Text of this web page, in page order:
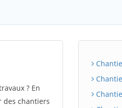
? En
chantiers